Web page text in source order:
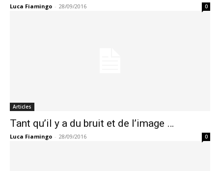
Luca Fiamingo - 28/09/2016 0
Articles
Tant qu’il y a du bruit et de l’image …
Luca Fiamingo - 28/09/2016 0